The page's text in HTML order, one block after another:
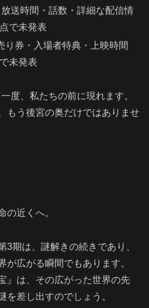
送時間・話数・詳細な配信情
で未発表
り券・入場者特典・上映時間
未発表
度、私たちの前に現れます。
もう後宮の奥だけではありませ
の近くへ。
3期は、謎解きの続きであり、
が広がる瞬間でもあります。
』は、その広がった世界の先
を差し出すのでしょう。